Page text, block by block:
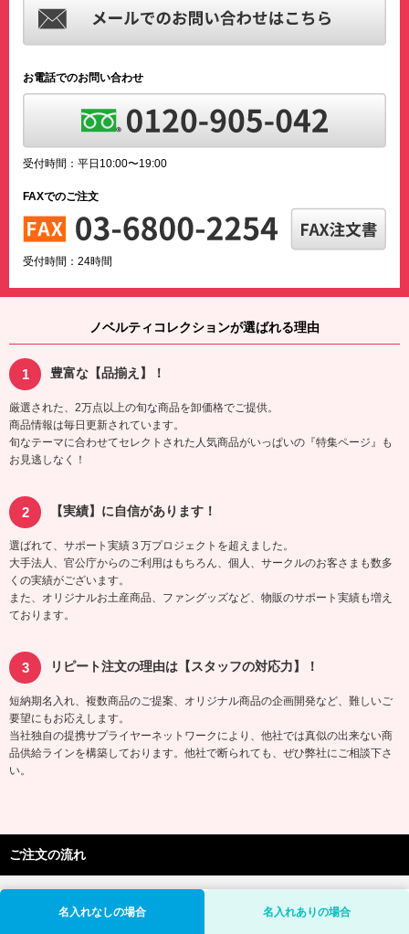
お電話でのお問い合わせ
受付時間：平日10:00〜19:00
FAXでのご注文
受付時間：24時間
ノベルティコレクションが選ばれる理由
豊富な【品揃え】！
厳選された、2万点以上の旬な商品を卸価格でご提供。
商品情報は毎日更新されています。
旬なテーマに合わせてセレクトされた人気商品がいっぱいの『特集ページ』も
お見逃しなく！
【実績】に自信があります！
選ばれて、サポート実績３万プロジェクトを超えました。
大手法人、官公庁からのご利用はもちろん、個人、サークルのお客さまも数多
くの実績がございます。
また、オリジナルお土産商品、ファングッズなど、物販のサポート実績も増え
ております。
リピート注文の理由は【スタッフの対応力】！
短納期名入れ、複数商品のご提案、オリジナル商品の企画開発など、難しいご
要望にもお応えします。
当社独自の提携サプライヤーネットワークにより、他社では真似の出来ない商
品供給ラインを構築しております。他社で断られても、ぜひ弊社にご相談下さ
い。
ご注文の流れ
名入れなしの場合 名入れありの場合